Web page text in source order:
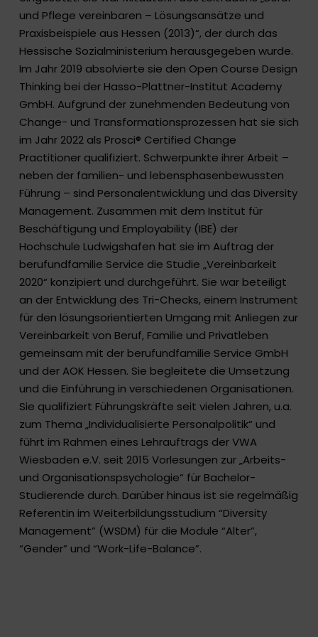
und Pflege vereinbaren – Lösungsansätze und
Praxisbeispiele aus Hessen (2013)“, der durch das
Hessische Sozialministerium herausgegeben wurde.
Im Jahr 2019 absolvierte sie den Open Course Design
Thinking bei der Hasso-Plattner-Institut Academy
GmbH. Aufgrund der zunehmenden Bedeutung von
Change- und Transformationsprozessen hat sie sich
im Jahr 2022 als Prosci® Certified Change
Practitioner qualifiziert. Schwerpunkte ihrer Arbeit –
neben der familien- und lebensphasenbewussten
Führung – sind Personalentwicklung und das Diversity
Management. Zusammen mit dem Institut für
Beschäftigung und Employability (IBE) der
Hochschule Ludwigshafen hat sie im Auftrag der
berufundfamilie Service die Studie „Vereinbarkeit
2020“ konzipiert und durchgeführt. Sie war beteiligt
an der Entwicklung des Tri-Checks, einem Instrument
für den lösungsorientierten Umgang mit Anliegen zur
Vereinbarkeit von Beruf, Familie und Privatleben
gemeinsam mit der berufundfamilie Service GmbH
und der AOK Hessen. Sie begleitete die Umsetzung
und die Einführung in verschiedenen Organisationen.
Sie qualifiziert Führungskräfte seit vielen Jahren, u.a.
zum Thema „Individualisierte Personalpolitik“ und
führt im Rahmen eines Lehrauftrags der VWA
Wiesbaden e.V. seit 2015 Vorlesungen zur „Arbeits-
und Organisationspsychologie“ für Bachelor-
Studierende durch. Darüber hinaus ist sie regelmäßig
Referentin im Weiterbildungsstudium “Diversity
Management” (WSDM) für die Module “Alter”,
“Gender” und “Work-Life-Balance”.